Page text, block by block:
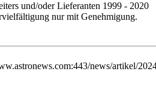
und/oder Lieferanten 1999 - 2020
nur mit Genehmigung.
news/artikel/